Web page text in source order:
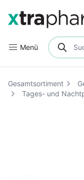
Menü
Gesamtsortiment
Tages- und